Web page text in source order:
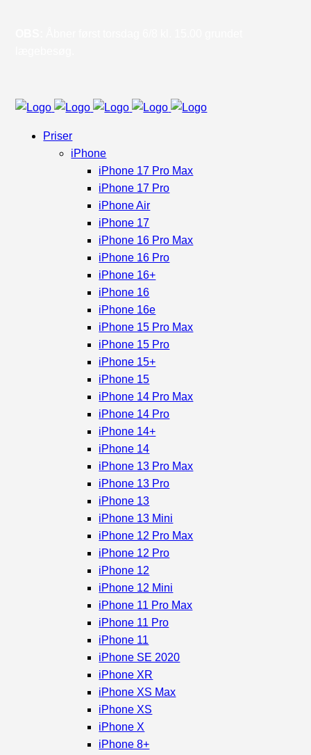
Priser
iPhone
iPhone 17 Pro Max
iPhone 17 Pro
iPhone Air
iPhone 17
iPhone 16 Pro Max
iPhone 16 Pro
iPhone 16+
iPhone 16
iPhone 16e
iPhone 15 Pro Max
iPhone 15 Pro
iPhone 15+
iPhone 15
iPhone 14 Pro Max
iPhone 14 Pro
iPhone 14+
iPhone 14
iPhone 13 Pro Max
iPhone 13 Pro
iPhone 13
iPhone 13 Mini
iPhone 12 Pro Max
iPhone 12 Pro
iPhone 12
iPhone 12 Mini
iPhone 11 Pro Max
iPhone 11 Pro
iPhone 11
iPhone SE 2020
iPhone XR
iPhone XS Max
iPhone XS
iPhone X
iPhone 8+